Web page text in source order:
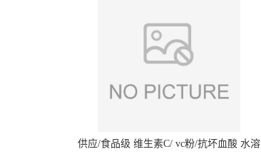
供应/食品级 维生素C/ vc粉/抗坏血酸 水溶